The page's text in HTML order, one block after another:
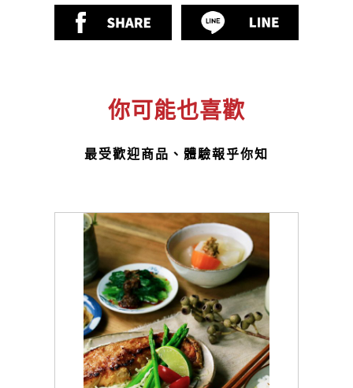
你可能也喜歡
最受歡迎商品、體驗報乎你知